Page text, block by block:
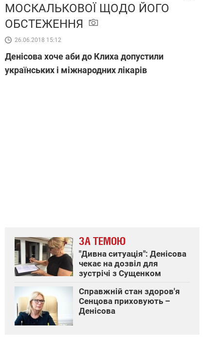
МОСКАЛЬКОВОЇ ЩОДО ЙОГО
ОБСТЕЖЕННЯ
26.06.2018 15:12
Денісова хоче аби до Клиха допустили
українських і міжнародних лікарів
ЗА ТЕМОЮ
"Дивна ситуація": Денісова
чекає на дозвіл для
зустрічі з Сущенком
Справжній стан здоров'я
Сенцова приховують –
Денісова